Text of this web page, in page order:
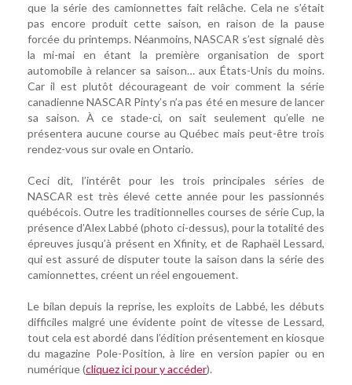
que la série des camionnettes fait relâche. Cela ne s’était
pas encore produit cette saison, en raison de la pause
forcée du printemps. Néanmoins, NASCAR s’est signalé dès
la mi-mai en étant la première organisation de sport
automobile à relancer sa saison… aux États-Unis du moins.
Car il est plutôt décourageant de voir comment la série
canadienne NASCAR Pinty’s n’a pas été en mesure de lancer
sa saison. À ce stade-ci, on sait seulement qu’elle ne
présentera aucune course au Québec mais peut-être trois
rendez-vous sur ovale en Ontario.
Ceci dit, l’intérêt pour les trois principales séries de
NASCAR est très élevé cette année pour les passionnés
québécois. Outre les traditionnelles courses de série Cup, la
présence d’Alex Labbé (photo ci-dessus), pour la totalité des
épreuves jusqu’à présent en Xfinity, et de Raphaël Lessard,
qui est assuré de disputer toute la saison dans la série des
camionnettes, créent un réel engouement.
Le bilan depuis la reprise, les exploits de Labbé, les débuts
difficiles malgré une évidente point de vitesse de Lessard,
tout cela est abordé dans l’édition présentement en kiosque
du magazine Pole-Position, à lire en version papier ou en
numérique (cliquez ici pour y accéder).